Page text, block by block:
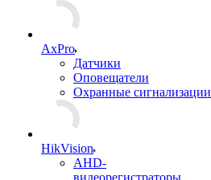
AxPro
Датчики
Оповещатели
Охранные сигнализации
HikVision
AHD-
видеорегистраторы